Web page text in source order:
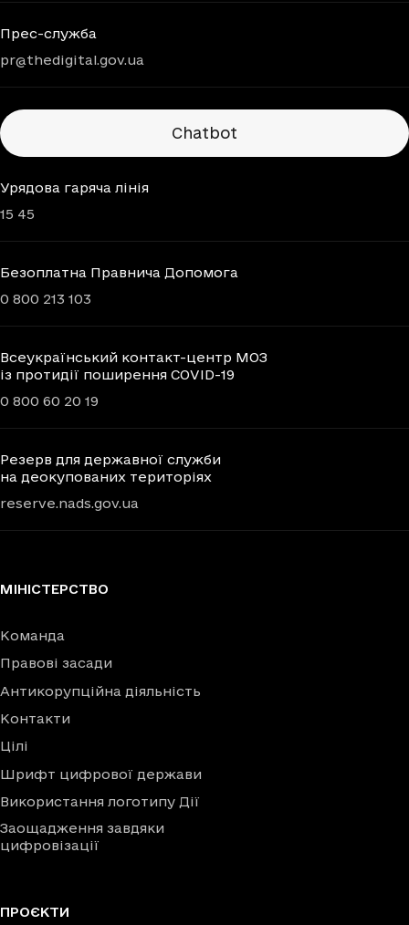
Прес-служба
pr@thedigital.gov.ua
Chatbots
Chatbot
Урядова гаряча лінія
15 45
Безоплатна Правнича Допомога
0 800 213 103
Всеукраїнський контакт-центр МОЗ
із протидії поширення COVID-19
0 800 60 20 19
Резерв для державної служби
на деокупованих територіях
reserve.nads.gov.ua
МІНІСТЕРСТВО
Команда
Правові засади
Антикорупційна діяльність
Контакти
Цілі
Шрифт цифрової держави
Використання логотипу Дії
Заощадження завдяки
цифровізації
ПРОЄКТИ